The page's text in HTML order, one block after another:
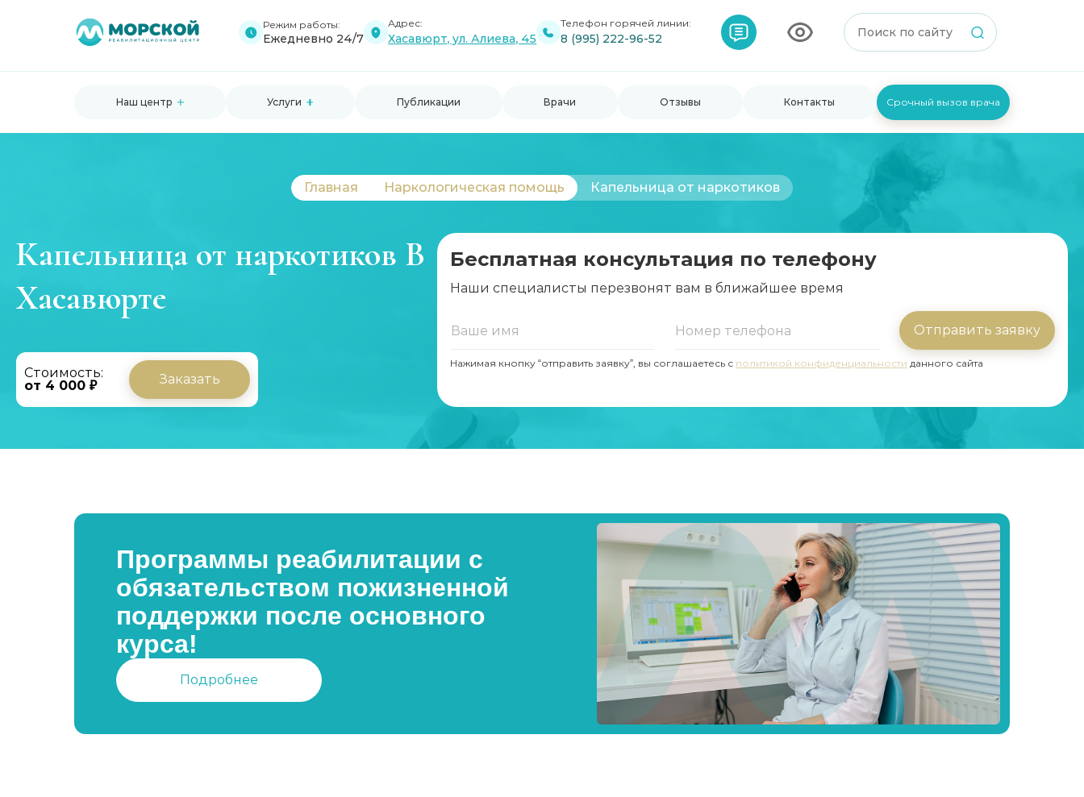
Режим работы:
Ежедневно 24/7
Адрес:
Хасавюрт, ул. Алиева, 45
Телефон горячей линии:
8 (995) 222-96-52
Наш центр Услуги Публикации Врачи Отзывы Контакты Срочный вызов врача
Главная Наркологическая помощь Капельница от наркотиков
Капельница от наркотиков В
Хасавюрте
Стоимость:
от 4 000 ₽
Заказать
Бесплатная консультация по телефону
Наши специалисты перезвонят вам в ближайшее время
Отправить заявку
Нажимая кнопку “отправить заявку”, вы соглашаетесь с политикой конфиденциальности данного сайта
Программы реабилитации с
обязательством пожизненной
поддержки после основного
курса!
Подробнее